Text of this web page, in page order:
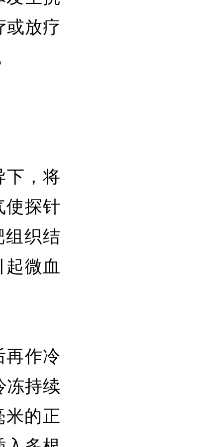
或放疗
下，将
使探针
织结
微血
再作冷
冻持续
米的正